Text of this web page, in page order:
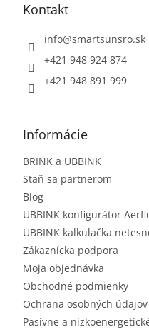
Kontakt
info@smartsunsro.sk
+421 948 924 874
+421 948 891 999
Informácie
BRINK a UBBINK
Staň sa partnerom
Blog
UBBINK konfigurátor
UBBINK kalkulačka
Zákaznícka podpora
Moja objednávka
Obchodné podmienky
Ochrana osobných údajov
Pasívne a